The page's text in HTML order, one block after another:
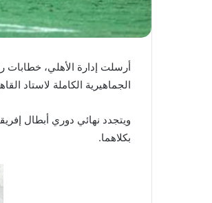
أرسلت إدارة الأهلي،
الجماهيرية الكاملة لاستاد
ويتجدد نهائي دوري أبطال
بكلاهما.